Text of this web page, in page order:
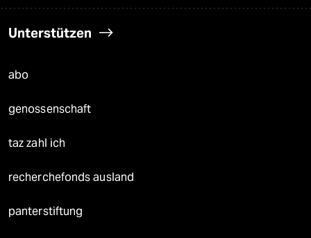
Unterstützen
abo
genossenschaft
taz zahl ich
recherchefonds ausland
panterstiftung